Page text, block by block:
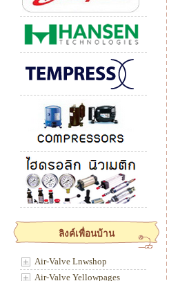
ลิงค์เพื่อนบ้าน
Air-Valve Lnwshop
Air-Valve Yellowpages